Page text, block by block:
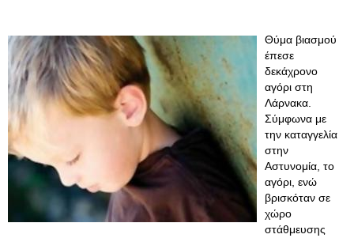
Θύμα βιασμού
έπεσε
δεκάχρονο
αγόρι στη
Λάρνακα.
Σύμφωνα με
την καταγγελία
στην
Αστυνομία, το
αγόρι, ενώ
βρισκόταν σε
χώρο
στάθμευσης